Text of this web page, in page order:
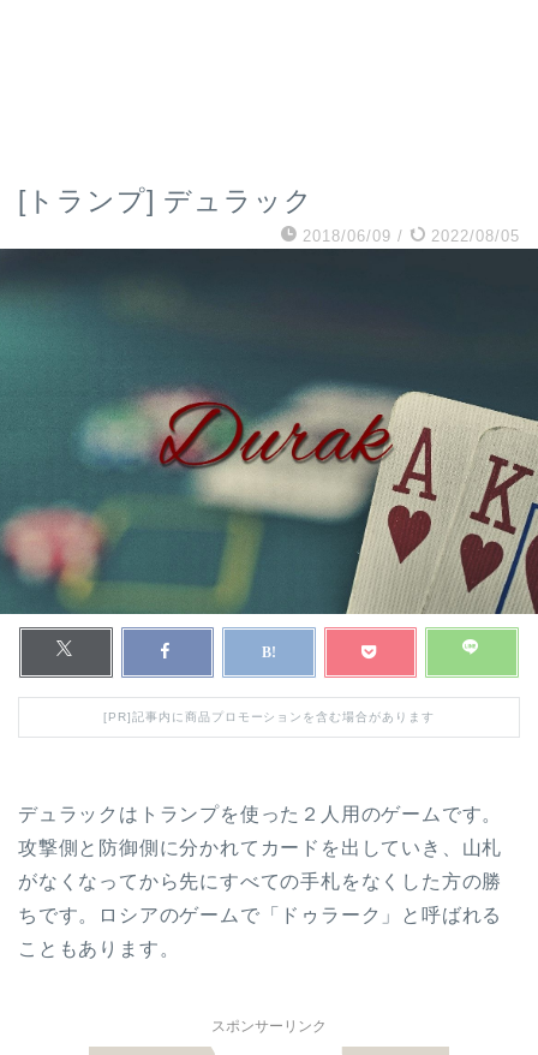
[トランプ] デュラック
2018/06/09 / 2022/08/05
[PR]記事内に商品プロモーションを含む場合があります
デュラックはトランプを使った２人用のゲームです。
攻撃側と防御側に分かれてカードを出していき、山札
がなくなってから先にすべての手札をなくした方の勝
ちです。ロシアのゲームで「ドゥラーク」と呼ばれる
こともあります。
スポンサーリンク